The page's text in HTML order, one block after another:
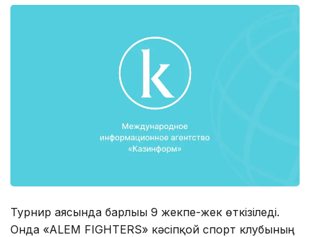
Турнир аясында барлығы 9 жекпе-жек өткізіледі.
Онда «ALEM FIGHTERS» кәсіпқой спорт клубының